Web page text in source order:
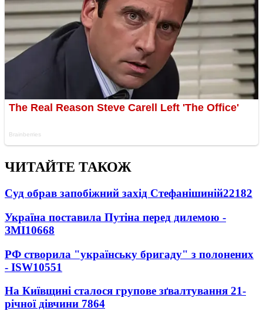
ЧИТАЙТЕ ТАКОЖ
Суд обрав запобіжний захід Стефанішиній22182
Україна поставила Путіна перед дилемою -
ЗМІ10668
РФ створила "українську бригаду" з полонених
- ISW10551
На Київщині сталося групове зґвалтування 21-
річної дівчини 7864